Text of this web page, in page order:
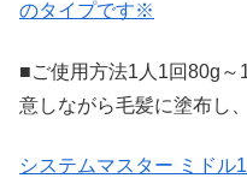
のタイプです※
■ご使用方法1人1回80g
意しながら毛髪に塗布し
システムマスター ミド